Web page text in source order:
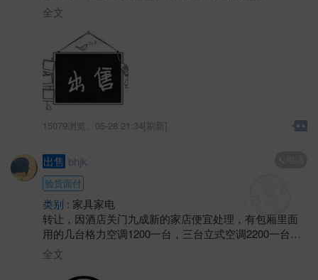
全文
15079浏览、 05-28 21:34[刷新]
出售 bhjk
验货面付
类别 : 家具家电
转让，因酒店关门九成新的家店便宜处理，有包厢里面
用的几台格力空调1200一台，三台立式空调2200一台，
三开门风冷无霜大冰箱800，西门子对开门冰箱1800，几
台热水器450一台，两台燃气热水器650一台，新款智能
全文